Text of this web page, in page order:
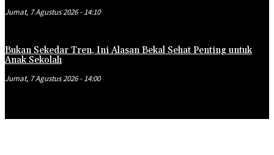
Jumat, 7 Agustus 2026 - 14:10
Bukan Sekedar Tren, Ini Alasan Bekal Sehat Penting untuk
Anak Sekolah
Jumat, 7 Agustus 2026 - 14:00